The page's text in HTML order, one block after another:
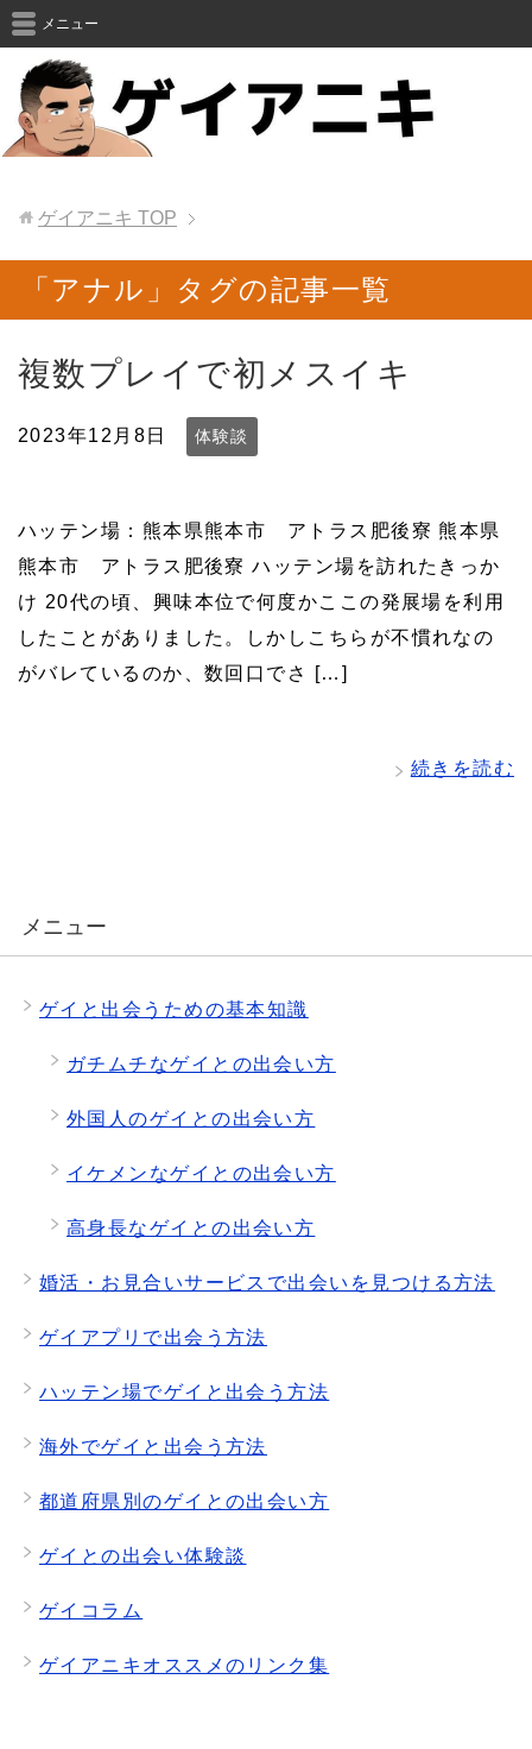
メニュー
ゲイアニキ TOP
「アナル」タグの記事一覧
複数プレイで初メスイキ
2023年12月8日 体験談
ハッテン場：熊本県熊本市 アトラス肥後寮 熊本県
熊本市 アトラス肥後寮 ハッテン場を訪れたきっか
け 20代の頃、興味本位で何度かここの発展場を利用
したことがありました。しかしこちらが不慣れなの
がバレているのか、数回口でさ […]
続きを読む
メニュー
ゲイと出会うための基本知識
ガチムチなゲイとの出会い方
外国人のゲイとの出会い方
イケメンなゲイとの出会い方
高身長なゲイとの出会い方
婚活・お見合いサービスで出会いを見つける方法
ゲイアプリで出会う方法
ハッテン場でゲイと出会う方法
海外でゲイと出会う方法
都道府県別のゲイとの出会い方
ゲイとの出会い体験談
ゲイコラム
ゲイアニキオススメのリンク集